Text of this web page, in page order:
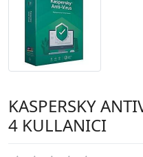
KASPERSKY
4 KULLANICI